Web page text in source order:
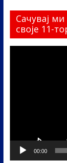
Сачувај
своје 11-
00:00